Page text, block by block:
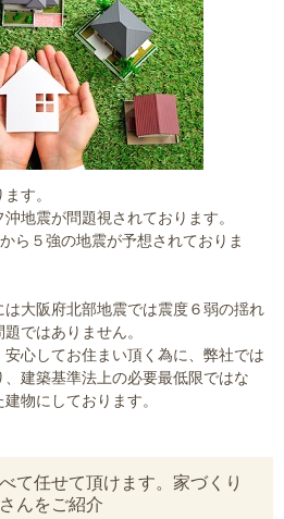
す。
地震が問題視されております。
ら５強の地震が予想されておりま
大阪府北部地震では震度６弱の揺れ
ではありません。
心してお住まい頂く為に、弊社では
建築基準法上の必要最低限ではな
物にしております。
て任せて頂けます。家づくり
んをご紹介